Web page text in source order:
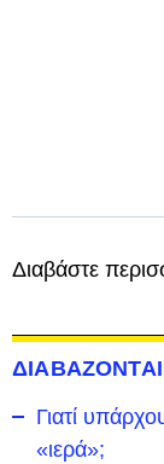
Διαβάστε
Γιατί
«ιερά»;